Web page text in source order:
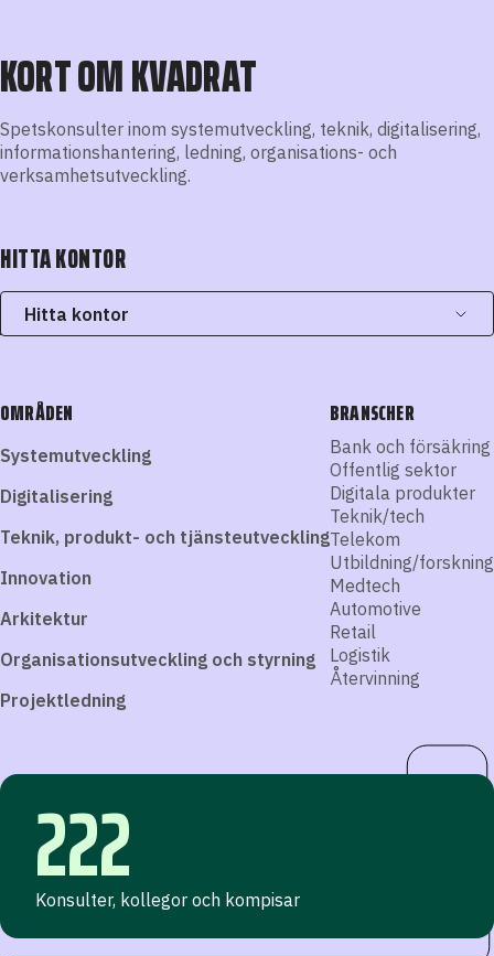
KORT OM KVADRAT
Spetskonsulter inom systemutveckling, teknik, digitalisering,
informationshantering, ledning, organisations- och
verksamhetsutveckling.
HITTA KONTOR
Hitta kontor
OMRÅDEN
Systemutveckling
Digitalisering
Teknik, produkt- och tjänsteutveckling
Innovation
Arkitektur
Organisationsutveckling och styrning
Projektledning
BRANSCHER
Bank och försäkring
Offentlig sektor
Digitala produkter
Teknik/tech
Telekom
Utbildning/forskning
Medtech
Automotive
Retail
Logistik
Återvinning
222
Konsulter, kollegor och kompisar